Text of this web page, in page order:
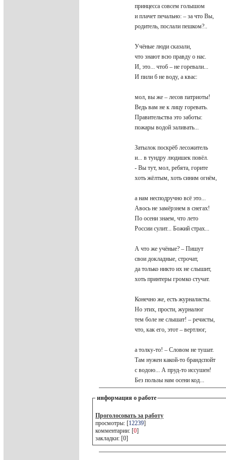
принцесса совсем голышом
и плачет печально: – за что Вы,
родитель, послали пешком?..
Учёные люди сказали,
что знают всю правду о нас.
И, это... чтоб – не горевали...
И пили б не воду, а квас:
мол, вы же – лесов патриоты!
Ведь вам не к лицу горевать.
Правительства это заботы:
пожары водой заливать...
Затылок поскрёб лесожитель
и... в тундру людишек повёл.
- Вы тут, мол, ребята, горите
хоть жёлтым, хоть синим огнём,
а нам несподручно всё это...
Авось не замёрзнем в снегах!
По осени знаем, что лето
России сулит... Божий страх...
А что же учёные? – Пишут
свои докладные, строчат,
да только никто их не слышит,
хоть принтеры громко стучат.
Конечно же, есть журналисты.
Но этих, прости, журналюг
тем боле не слышат! – речисты,
что, как его, этот – вертлюг,
а толку-то! – Словом не тушат.
Там нужен какой-то брандспойт
с водою... А пруд-то иссушен!
Без пользы нам осени код...
информация о работе
Проголосовать за работу
просмотры: [12239]
комментарии: [0]
закладки: [0]